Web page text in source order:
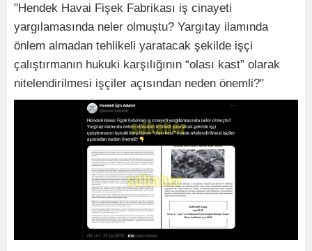
"Hendek Havai Fişek Fabrikası iş cinayeti
yargılamasında neler olmuştu? Yargıtay ilamında
önlem almadan tehlikeli yaratacak şekilde işçi
çalıştırmanın hukuki karşılığının “olası kast” olarak
nitelendirilmesi işçiler açısından neden önemli?"